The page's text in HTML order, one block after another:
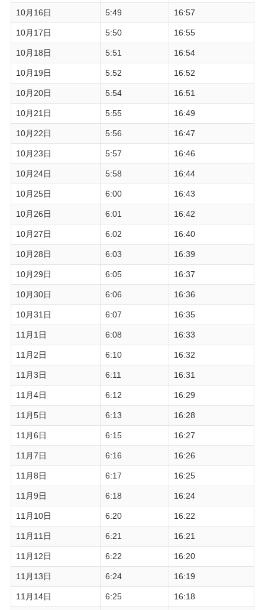
10月16日 5:49 16:57
10月17日 5:50 16:55
10月18日 5:51 16:54
10月19日 5:52 16:52
10月20日 5:54 16:51
10月21日 5:55 16:49
10月22日 5:56 16:47
10月23日 5:57 16:46
10月24日 5:58 16:44
10月25日 6:00 16:43
10月26日 6:01 16:42
10月27日 6:02 16:40
10月28日 6:03 16:39
10月29日 6:05 16:37
10月30日 6:06 16:36
10月31日 6:07 16:35
11月1日 6:08 16:33
11月2日 6:10 16:32
11月3日 6:11 16:31
11月4日 6:12 16:29
11月5日 6:13 16:28
11月6日 6:15 16:27
11月7日 6:16 16:26
11月8日 6:17 16:25
11月9日 6:18 16:24
11月10日 6:20 16:22
11月11日 6:21 16:21
11月12日 6:22 16:20
11月13日 6:24 16:19
11月14日 6:25 16:18